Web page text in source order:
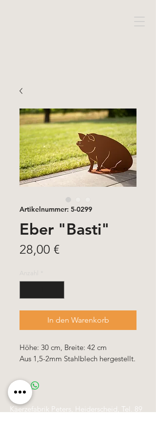
Artikelnummer: 5-0299
Eber "Basti"
28,00 €Preis
Anzahl
In den Warenkorb
Höhe: 30 cm, Breite: 42 cm
Aus 1,5-2mm Stahlblech hergestellt.
Käerzefabrik Peters, Heiderscheid, Tel. 89